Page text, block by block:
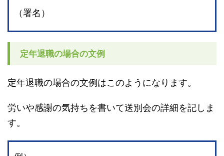
（署名）
定年退職の場合の文例
定年退職の場合の文例はこのようになります。
労いや感謝の気持ちを書いて送別会の詳細を記しま
す。